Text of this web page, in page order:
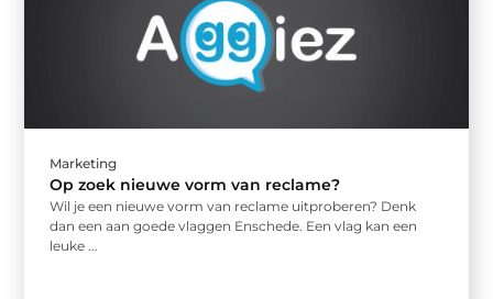
Marketing
Op zoek nieuwe vorm van reclame?
Wil je een nieuwe vorm van reclame uitproberen? Denk
dan een aan goede vlaggen Enschede. Een vlag kan een
leuke ...